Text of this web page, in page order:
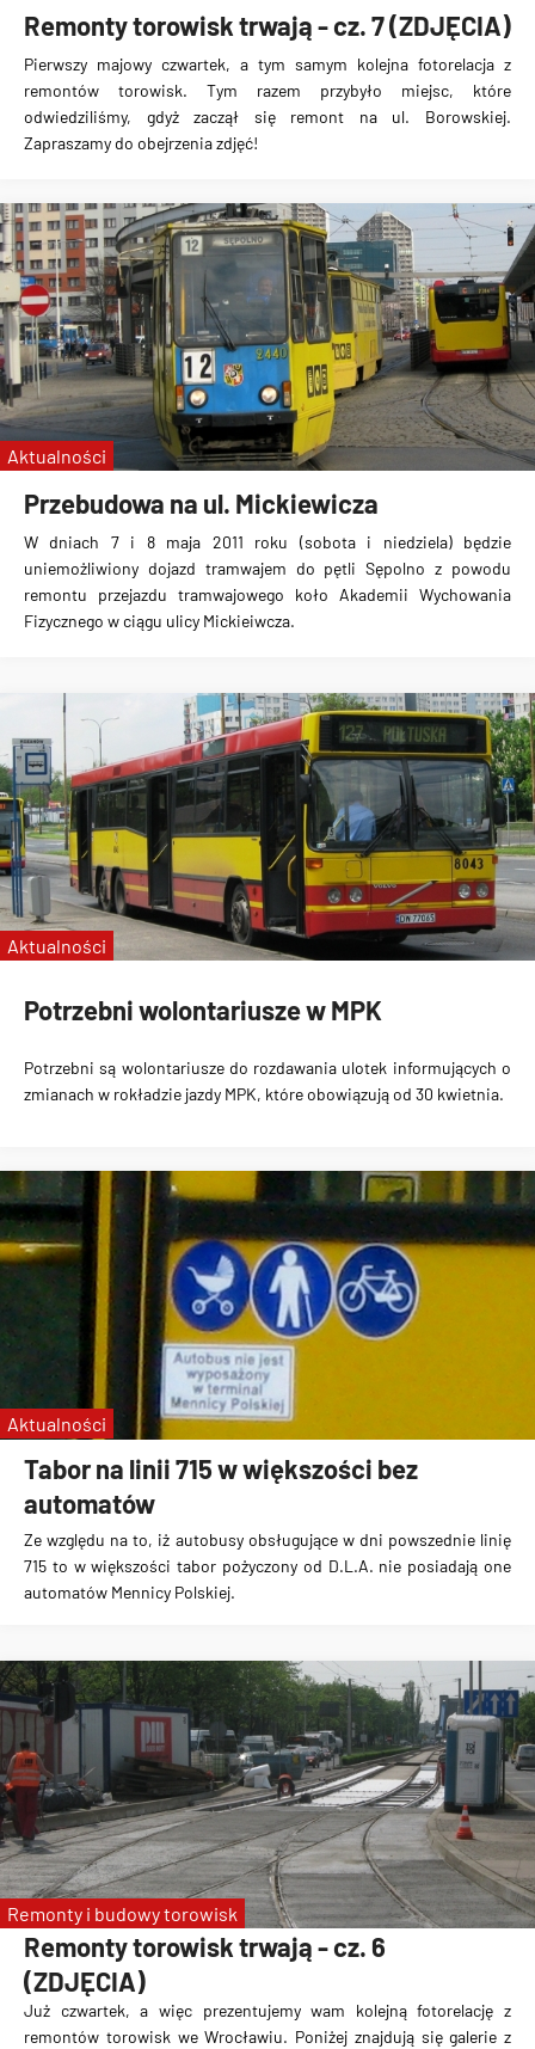
Remonty torowisk trwają - cz. 7 (ZDJĘCIA)
Pierwszy majowy czwartek, a tym samym kolejna fotorelacja z
remontów torowisk. Tym razem przybyło miejsc, które
odwiedziliśmy, gdyż zaczął się remont na ul. Borowskiej.
Zapraszamy do obejrzenia zdjęć!
Przebudowa na ul. Mickiewicza
W dniach 7 i 8 maja 2011 roku (sobota i niedziela) będzie
uniemożliwiony dojazd tramwajem do pętli Sępolno z powodu
remontu przejazdu tramwajowego koło Akademii Wychowania
Fizycznego w ciągu ulicy Mickieiwcza.
Aktualności
Potrzebni wolontariusze w MPK
Potrzebni są wolontariusze do rozdawania ulotek informujących o
zmianach w rokładzie jazdy MPK, które obowiązują od 30 kwietnia.
Aktualności
Tabor na linii 715 w większości bez
automatów
Ze względu na to, iż autobusy obsługujące w dni powszednie linię
715 to w większości tabor pożyczony od D.L.A. nie posiadają one
automatów Mennicy Polskiej.
Aktualności
Remonty torowisk trwają - cz. 6
(ZDJĘCIA)
Już czwartek, a więc prezentujemy wam kolejną fotorelację z
remontów torowisk we Wrocławiu. Poniżej znajdują się galerie z
Remonty i budowy torowisk